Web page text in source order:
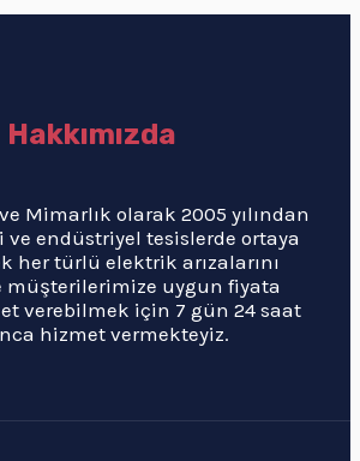
Hakkımızda
Mimarlık olarak 2005 yılından
ve endüstriyel tesislerde ortaya
her türlü elektrik arızalarını
müşterilerimize uygun fiyata
verebilmek için 7 gün 24 saat
hizmet vermekteyiz.